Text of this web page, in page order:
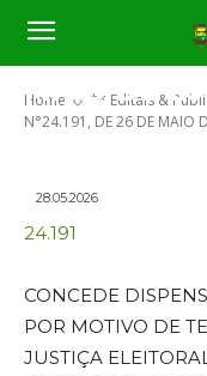
Home ** Editais &
N°24.191, DE 26 DE MAIO
PORTARIA
MAIO DE
28.05.2026
24.191
CONCEDE
POR MOTIVO DE
JUSTIÇA